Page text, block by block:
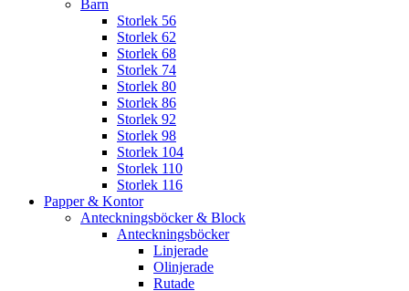
Barn
Storlek 56
Storlek 62
Storlek 68
Storlek 74
Storlek 80
Storlek 86
Storlek 92
Storlek 98
Storlek 104
Storlek 110
Storlek 116
Papper & Kontor
Anteckningsböcker & Block
Anteckningsböcker
Linjerade
Olinjerade
Rutade